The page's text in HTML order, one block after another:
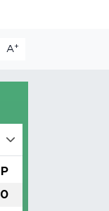
A+
P
0